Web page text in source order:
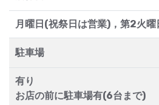
月曜日(祝祭日は営業)，第2火曜
駐車場
有り
お店の前に駐車場有(6台まで)